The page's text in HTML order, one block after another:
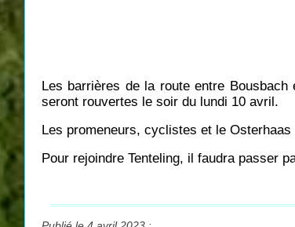
Les barrières de la route entre Bousbach
seront rouvertes le soir du lundi 10 avril.
Les promeneurs, cyclistes et le
Pour rejoindre Tenteling, il faudra passer